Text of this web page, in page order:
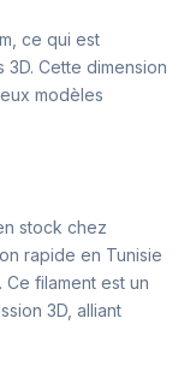
ce qui est
Cette dimension
modèles
stock chez
rapide en Tunisie
filament est un
3D, alliant